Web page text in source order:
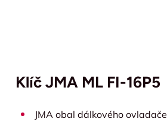
Klíč JMA ML FI-16P5
JMA obal dálkového ovladače